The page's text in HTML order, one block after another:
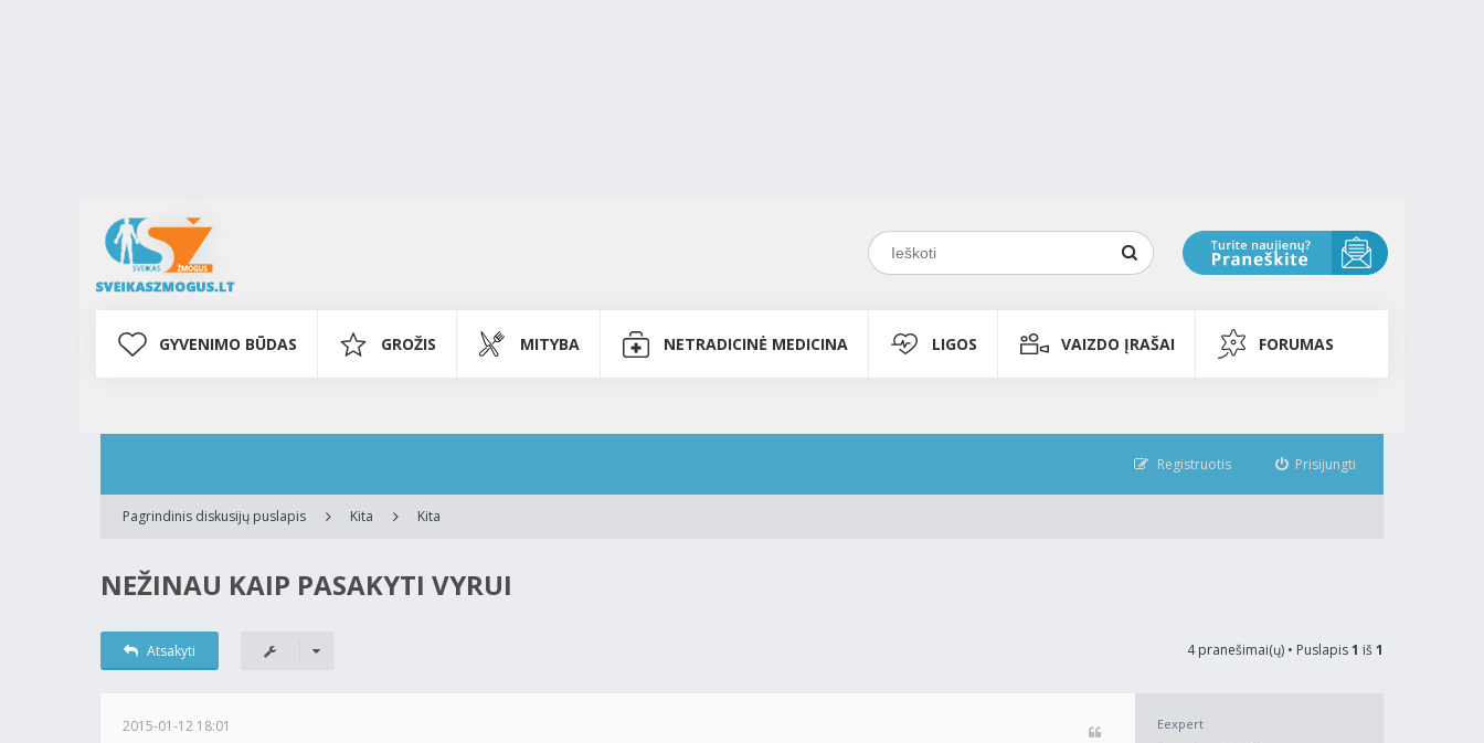
GYVENIMO BŪDAS GROŽIS MITYBA NETRADICINĖ MEDICINA LIGOS VAIZDO ĮRAŠAI FORUMAS
Prisijungti
Registruotis
Pagrindinis diskusijų puslapis Kita Kita
NEŽINAU KAIP PASAKYTI VYRUI
Atsakyti 4 pranešimai(ų) • Puslapis1 iš1
Eexpert
2015-01-12 18:01